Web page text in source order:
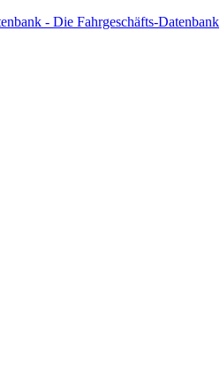
- Die Fahrgeschäfts-Datenbank